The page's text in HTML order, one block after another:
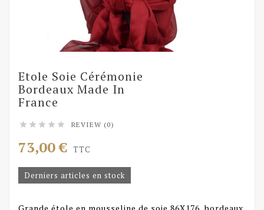
Etole Soie Cérémonie
Bordeaux Made In
France
     REVIEW (0)
73,00 € TTC
Derniers articles en stock
Grande étole en mousseline de soie 86X176, bordeaux,